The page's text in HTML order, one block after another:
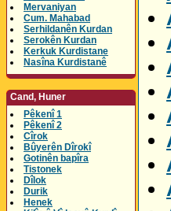
Mervaniyan
Cum. Mahabad
Serhildanên Kurdan
Serokên Kurdan
Kerkuk Kurdistane
Nasîna Kurdistanê
Cand, Huner
Pêkenî 1
Pêkenî 2
Cîrok
Bûyerên Dîrokî
Gotinên bapîra
Tistonek
Dîlok
Durik
Henek